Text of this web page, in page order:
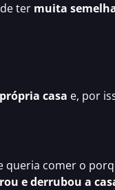
ter muita
casa e, por
queria comer o
e derrubou a